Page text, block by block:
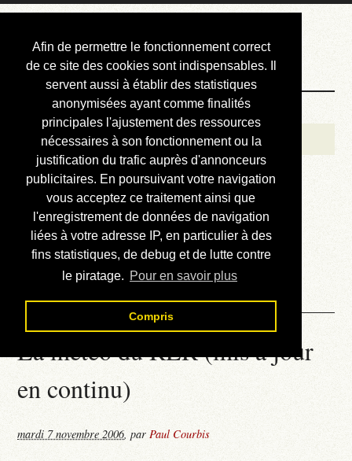
Afin de permettre le fonctionnement correct
de ce site des cookies sont indispensables. Il
servent aussi à établir des statistiques
anonymisées ayant comme finalités
principales l'ajustement des ressources
nécessaires à son fonctionnement ou la
justification du trafic auprès d'annonceurs
publicitaires. En poursuivant votre navigation
vous acceptez ce traitement ainsi que
l'enregistrement de données de navigation
liées à votre adresse IP, en particulier à des
fins statistiques, de debug et de lutte contre
le piratage. Pour en savoir plus
Compris
Courbis, « LE »
Blog Officiel
Bienvenue
Réalisations
Divers (et d’été)
Annonces
Liens externes
Téléchargement
Contact
La météo du RER (mis à jour
en continu)
mardi 7 novembre 2006,parPaul Courbis